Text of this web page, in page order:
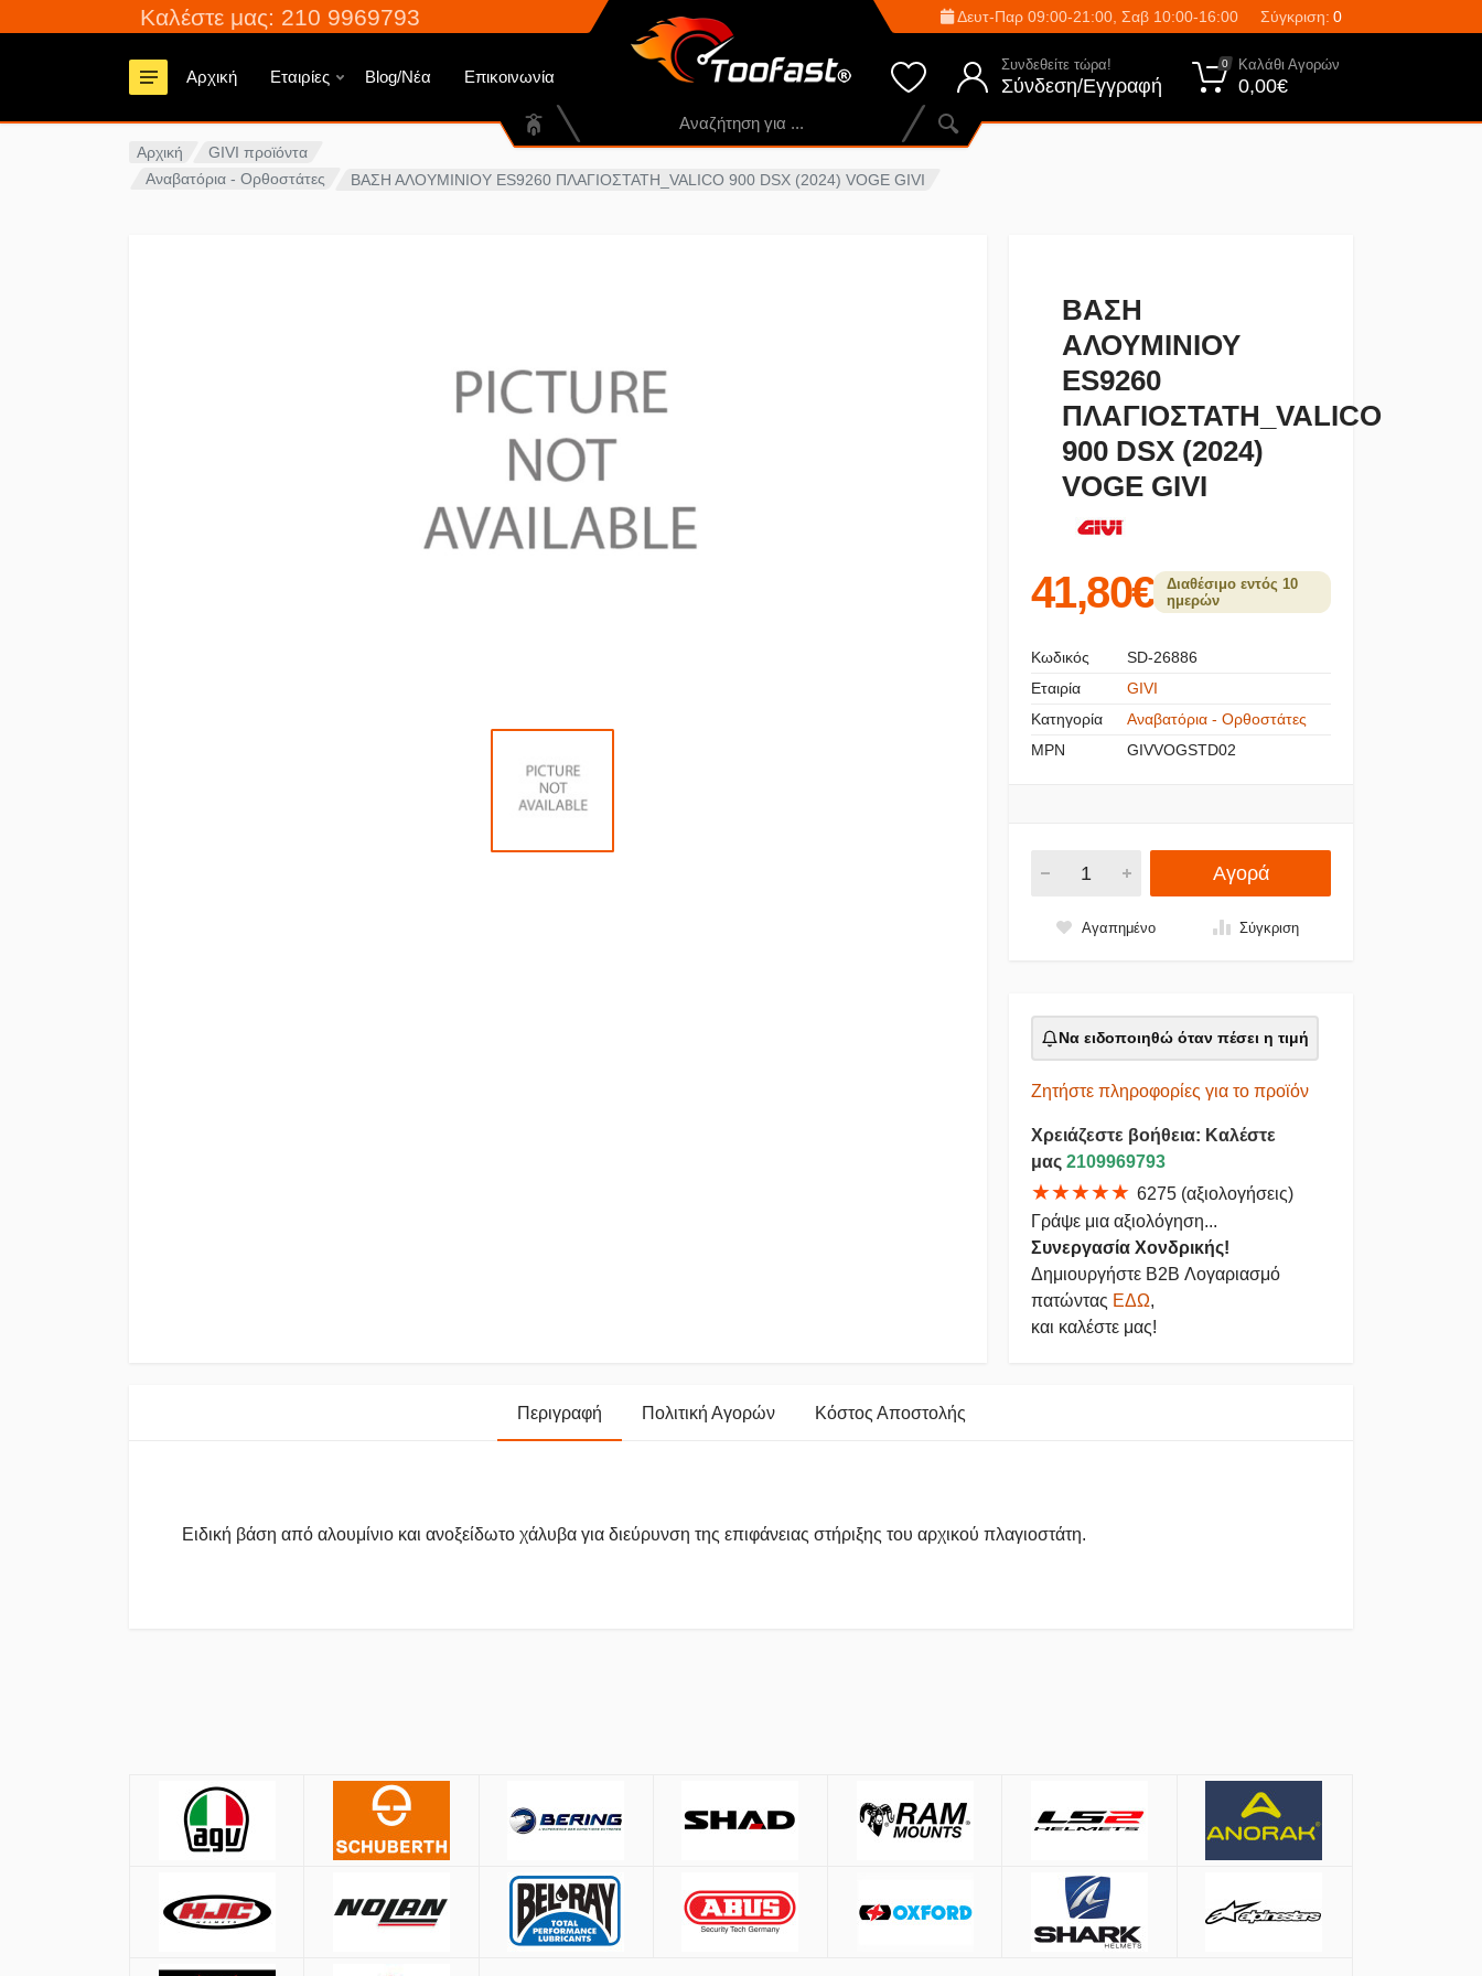
Καλέστε μας: 210 9969793 Δευτ-Παρ 09:00-21:00, Σαβ 10:00-16:00 Σύγκριση: 0
Αρχική Εταιρίες Blog/Νέα Επικοινωνία
Συνδεθείτε τώρα!
Σύνδεση/Εγγραφή
0 Καλάθι Αγορών
0,00€
Αρχική
GIVI προϊόντα
Αναβατόρια - Ορθοστάτες
ΒΑΣΗ ΑΛΟΥΜΙΝΙΟΥ ES9260 ΠΛΑΓΙΟΣΤΑΤΗ_VALICO 900 DSX (2024) VOGE GIVI
ΒΑΣΗ
ΑΛΟΥΜΙΝΙΟΥ
ES9260
ΠΛΑΓΙΟΣΤΑΤΗ_VALICO
900 DSX (2024)
VOGE GIVI
41,80€
Διαθέσιμο εντός 10
ημερών
Κωδικός
SD-26886
Εταιρία
GIVI
Κατηγορία
Αναβατόρια - Ορθοστάτες
MPN
GIVVOGSTD02
Αγορά
Αγαπημένο Σύγκριση
Να ειδοποιηθώ όταν πέσει η τιμή
Ζητήστε πληροφορίες για το προϊόν
Χρειάζεστε βοήθεια: Καλέστε
μας 2109969793
★★★★★ 6275 (αξιολογήσεις)
Γράψε μια αξιολόγηση...
Συνεργασία Χονδρικής!
Δημιουργήστε B2B Λογαριασμό
πατώντας ΕΔΩ,
και καλέστε μας!
Περιγραφή Πολιτική Αγορών Κόστος Αποστολής
Ειδική βάση από αλουμίνιο και ανοξείδωτο χάλυβα για διεύρυνση της επιφάνειας στήριξης του αρχικού πλαγιοστάτη.
Όλες οι αποστολές πραγματοποιούνται μέσω ACS
Αθήνα:
2.90€